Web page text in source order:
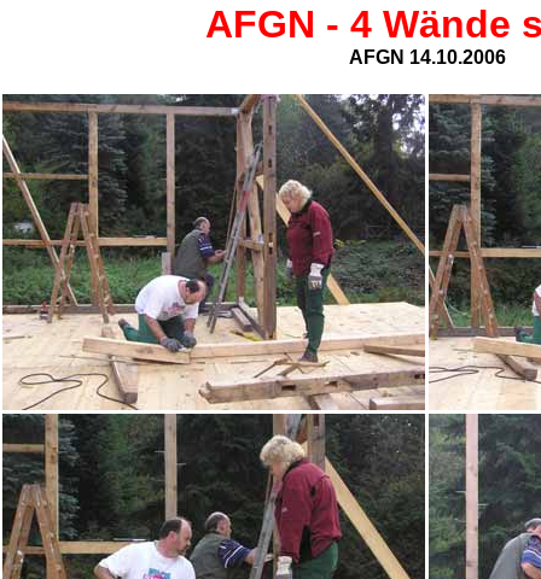
AFGN - 4 Wände
AFGN 14.10.2006